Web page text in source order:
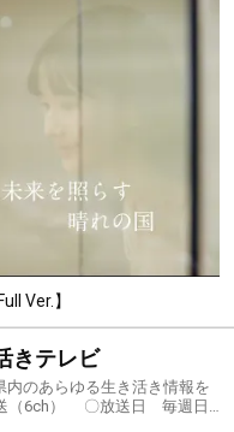
Ver.】
きテレビ
のあらゆる生き活き情報を